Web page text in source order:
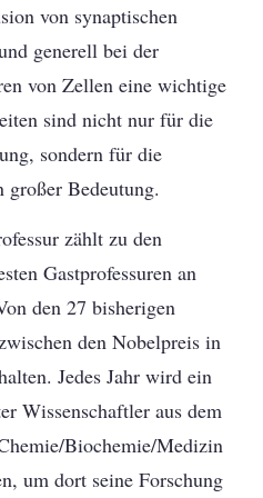
von synaptischen
generell bei der
von Zellen eine wichtige
sind nicht nur für die
sondern für die
Bedeutung.
zählt zu den
Gastprofessuren an
den 27 bisherigen
den Nobelpreis in
Jedes Jahr wird ein
Wissenschaftler aus dem
Biochemie/Medizin
um dort seine Forschung